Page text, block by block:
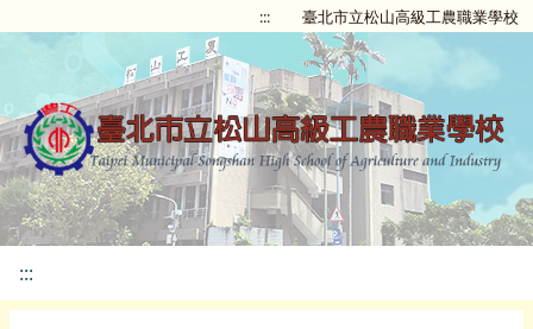
::: 臺北市立松山高級工農職業學校
:::